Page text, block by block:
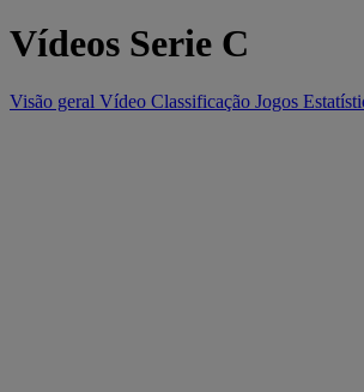
Vídeos Serie C
Visão geral Vídeo Classificação Jogos